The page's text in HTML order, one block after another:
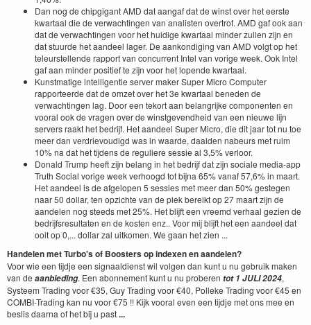
Dan nog de chipgigant AMD dat aangaf dat de winst over het eerste
kwartaal die de verwachtingen van analisten overtrof. AMD gaf ook aan
dat de verwachtingen voor het huidige kwartaal minder zullen zijn en
dat stuurde het aandeel lager. De aankondiging van AMD volgt op het
teleurstellende rapport van concurrent Intel van vorige week. Ook Intel
gaf aan minder positief te zijn voor het lopende kwartaal.
Kunstmatige intelligentie server maker Super Micro Computer
rapporteerde dat de omzet over het 3e kwartaal beneden de
verwachtingen lag. Door een tekort aan belangrijke componenten en
vooral ook de vragen over de winstgevendheid van een nieuwe lijn
servers raakt het bedrijf. Het aandeel Super Micro, die dit jaar tot nu toe
meer dan verdrievoudigd was in waarde, daalden nabeurs met ruim
10% na dat het tijdens de reguliere sessie al 3,5% verloor.
Donald Trump heeft zijn belang in het bedrijf dat zijn sociale media-app
Truth Social vorige week verhoogd tot bijna 65% vanaf 57,6% in maart.
Het aandeel is de afgelopen 5 sessies met meer dan 50% gestegen
naar 50 dollar, ten opzichte van de piek bereikt op 27 maart zijn de
aandelen nog steeds met 25%. Het blijft een vreemd verhaal gezien de
bedrijfsresultaten en de kosten enz.. Voor mij blijft het een aandeel dat
ooit op 0,... dollar zal uitkomen. We gaan het zien ...
Handelen met Turbo's of Boosters op indexen en aandelen?
Voor wie een tijdje een signaaldienst wil volgen dan kunt u nu gebruik maken
van de aanbieding. Een abonnement kunt u nu proberen tot 1 JULI 2024,
Systeem Trading voor €35, Guy Trading voor €40, Polleke Trading voor €45 en
COMBI-Trading kan nu voor €75 !! Kijk vooral even een tijdje met ons mee en
beslis daarna of het bij u past...